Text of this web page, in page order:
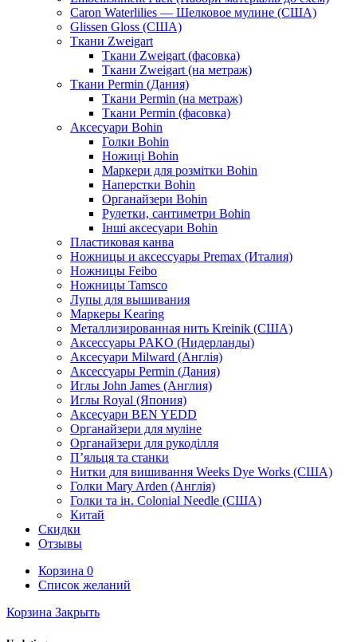
Caron Waterlilies — Шелковое мулине (США)
Glissen Gloss (США)
Ткани Zweigart
Ткани Zweigart (фасовка)
Ткани Zweigart (на метраж)
Ткани Permin (Дания)
Ткани Permin (на метраж)
Ткани Permin (фасовка)
Аксесуари Bohin
Голки Bohin
Ножиці Bohin
Маркери для розмітки Bohin
Наперстки Bohin
Органайзери Bohin
Рулетки, сантиметри Bohin
Інші аксесуари Bohin
Пластиковая канва
Ножницы и аксессуары Premax (Италия)
Ножницы Feibo
Ножницы Tamsco
Лупы для вышивания
Маркеры Kearing
Металлизированная нить Kreinik (США)
Аксессуары PAKO (Нидерланды)
Аксесуари Milward (Англія)
Аксессуары Permin (Дания)
Иглы John James (Англия)
Иглы Royal (Япония)
Аксесуари BEN YEDD
Органайзери для муліне
Органайзери для рукоділля
П’яльця та станки
Нитки для вишивання Weeks Dye Works (США)
Голки Mary Arden (Англія)
Голки та ін. Colonial Needle (США)
Китай
Скидки
Отзывы
Корзина 0
Список желаний
Корзина Закрыть